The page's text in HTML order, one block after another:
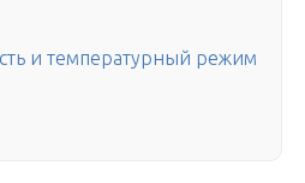
и температурный режим